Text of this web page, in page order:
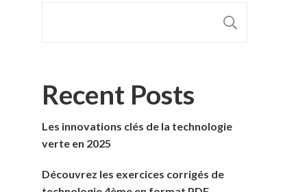
Recent Posts
Les innovations clés de la technologie
verte en 2025
Découvrez les exercices corrigés de